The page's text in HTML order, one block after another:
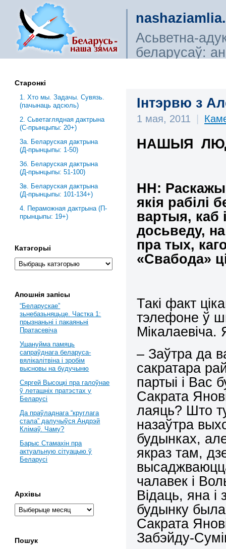
Асьветна-
беларусаў:
Інтэрвю з
1 мая, 2011 |
НАШЫЯ
НН:
якія рабілі
вартыя, каб
досьведу,
пра тых,
«Свабода»
Такі факт
тэлефоне ў
– Заўтра да
сакратара
партыі і Вас
Сакрата
лаяць? Што
назаўтра
будынках,
якраз там,
чалавек і
Відаць, яна
будынку
Сакрата
Забэйду-
Старонкі
1. Хто мы. Задачы. Сувязь.
(пачынаць адсюль)
2. Сьветаглядная дактрына
(С-прынцыпы: 20+)
3a. Беларуская дактрына
(Д-прынцыпы: 1-50)
3б. Беларуская дактрына
(Д-прынцыпы: 51-100)
3в. Беларуская дактрына
(Д-прынцыпы: 101-134+)
4. Пераможная дактрына (П-
прынцыпы: 19+)
Катэгорыі
Апошнія запісы
“Беларускае”
зьнебазьняцьце. Частка 1:
прызнаньні і пакаяньні
Пратасевіча
Ушануйма памяць
сапраўднага беларуса-
вялікалітвіна і зробім
высновы на будучыню
Сяргей Высоцкі пра галоўнае
ў леташніх пратэстах у
Беларусі
Да праўладнага “круглага
стала” далучыўся Андрэй
Клімаў. Чаму?
Барыс Стамахін пра
актуальную сітуацыю ў
Беларусі
Архівы
Пошук